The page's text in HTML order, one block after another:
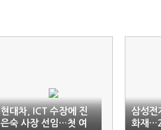
현대차, ICT 수장에 진
은숙 사장 선임…첫 여
삼성전
화재